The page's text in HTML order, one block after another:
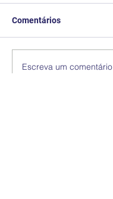
Comentários
Escreva um comentário